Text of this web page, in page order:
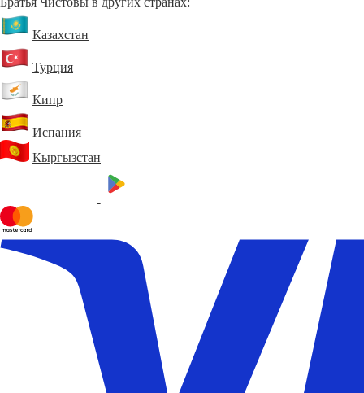
Казахстан
Турция
Кипр
Испания
Кыргызстан